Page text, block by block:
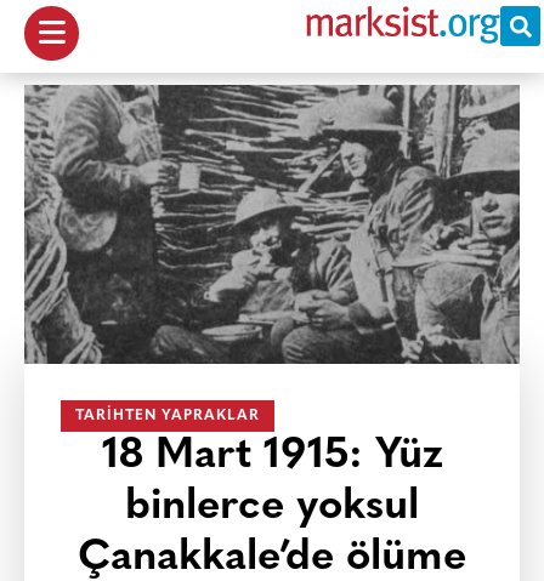
TARIHTEN YAPRAKLAR
18 Mart 1915: Yüz
binlerce yoksul
Çanakkale’de ölüme